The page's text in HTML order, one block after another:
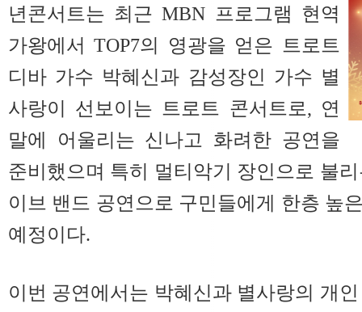
년콘서트는 최근 MBN 프로그램 현역
가왕에서 TOP7의 영광을 얻은 트로트
디바 가수 박혜신과 감성장인 가수 별
사랑이 선보이는 트로트 콘서트로, 연
말에 어울리는 신나고 화려한 공연을
준비했으며 특히 멀티악기 장인으로 불
이브 밴드 공연으로 구민들에게 한층 높
예정이다.
이번 공연에서는 박혜신과 별사랑의 개